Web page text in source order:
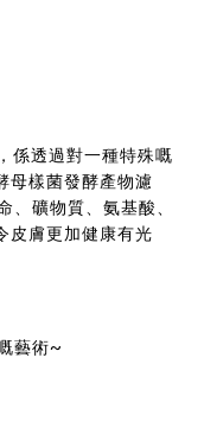
係透過對一種特殊嘅
母樣菌發酵產物濾
、礦物質、氨基酸、
皮膚更加健康有光
藝術~